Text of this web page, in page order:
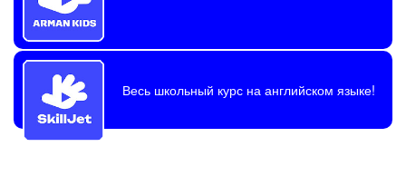
Весь школьный курс на английском языке!